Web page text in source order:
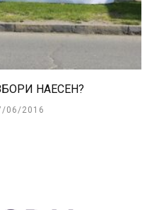
НАЕСЕН?
06/2016